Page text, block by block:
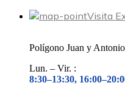
Visita
Polígono Juan y
Lun. – Vir. :
8:30–13:30,